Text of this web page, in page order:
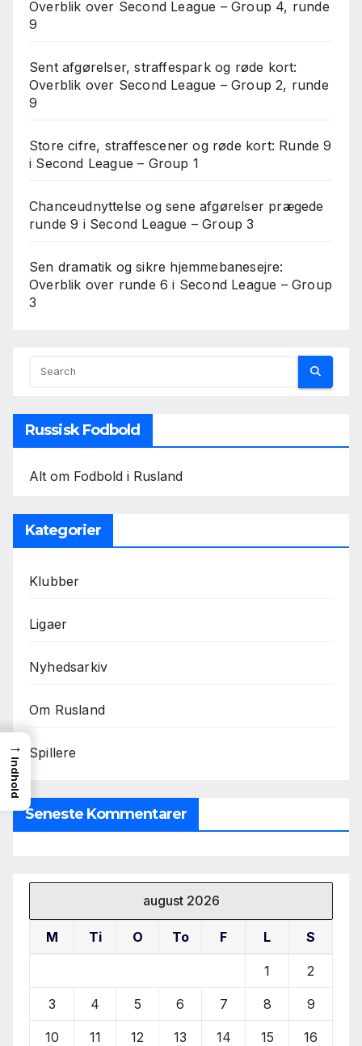
Overblik over Second League – Group 4, runde
9
Sent afgørelser, straffespark og røde kort:
Overblik over Second League – Group 2, runde
9
Store cifre, straffescener og røde kort: Runde 9
i Second League – Group 1
Chanceudnyttelse og sene afgørelser prægede
runde 9 i Second League – Group 3
Sen dramatik og sikre hjemmebanesejre:
Overblik over runde 6 i Second League – Group
3
Russisk Fodbold
Alt om Fodbold i Rusland
Kategorier
Klubber
Ligaer
Nyhedsarkiv
Om Rusland
Spillere
Seneste Kommentarer
august 2026
M Ti O To F L S
1 2
3 4 5 6 7 8 9
10 11 12 13 14 15 16
→
Indhold